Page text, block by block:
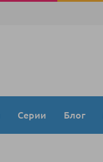
Серии Блог